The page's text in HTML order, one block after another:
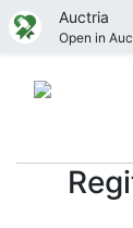
Auctria
Open in